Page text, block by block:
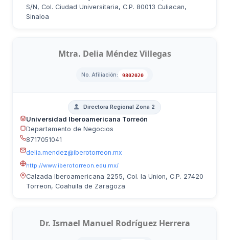
S/N, Col. Ciudad Universitaria, C.P. 80013 Culiacan,
Sinaloa
Mtra. Delia Méndez Villegas
No. Afiliación: 9802020
Directora Regional Zona 2
Universidad Iberoamericana Torreón
Departamento de Negocios
8717051041
delia.mendez@iberotorreon.mx
http://www.iberotorreon.edu.mx/
Calzada Iberoamericana 2255, Col. la Union, C.P. 27420
Torreon, Coahuila de Zaragoza
Dr. Ismael Manuel Rodríguez Herrera